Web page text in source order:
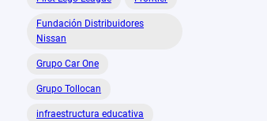
Fundación Distribuidores
Nissan
Grupo Car One
Grupo Tollocan
infraestructura educativa